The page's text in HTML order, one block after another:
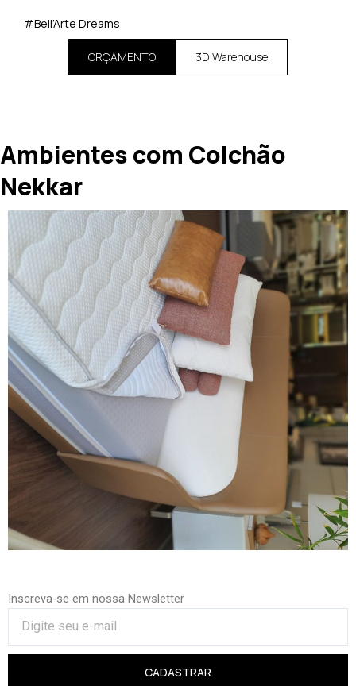
#Bell’Arte Dreams
ORÇAMENTO 3D Warehouse
Ambientes com Colchão
Nekkar
Inscreva-se em nossa Newsletter
CADASTRAR